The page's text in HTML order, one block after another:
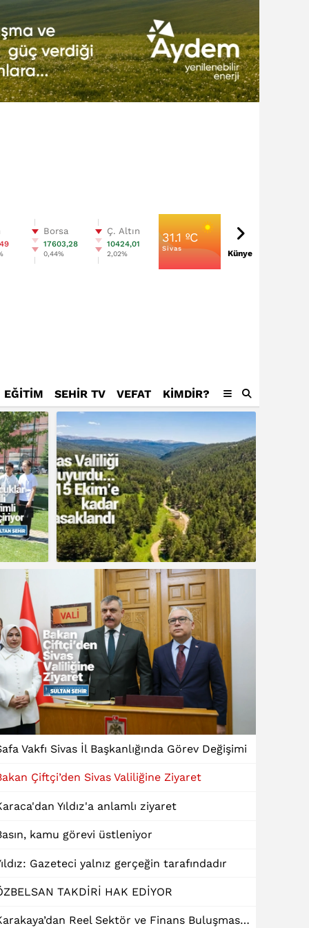
Borsa
17603,28
0,44%
Ç. Altın
10424,01
2,02%
31.1 ºC
Sivas
Künye
EĞİTİM SEHİR TV VEFAT KIMDIR?
Vakfı Sivas İl Başkanlığında Görev Değişimi
Çiftçi’den Sivas Valiliğine Ziyaret
Yıldız'a anlamlı ziyaret
kamu görevi üstleniyor
Gazeteci yalnız gerçeğin tarafındadır
TAKDİRİ HAK EDİYOR
Karakaya’dan Reel Sektör ve Finans Buluşmasında "Dinamik Kredi" Talebi